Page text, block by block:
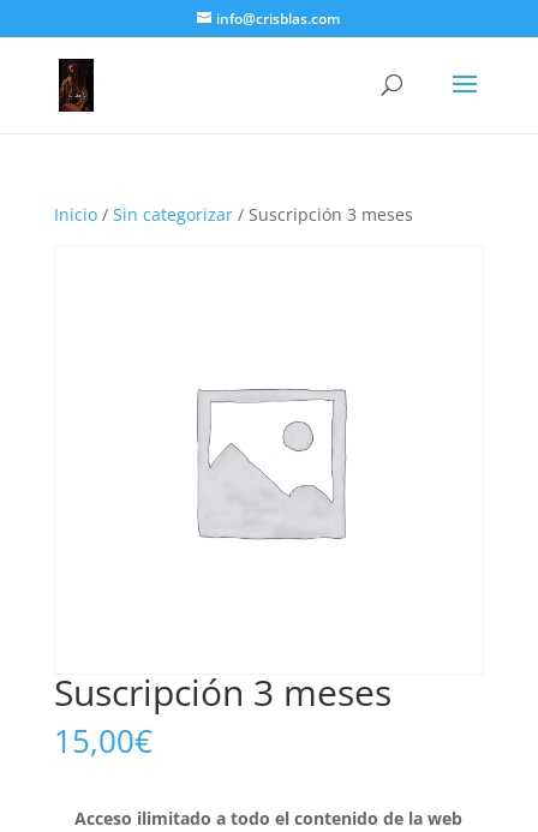
info@crisblas.com
Inicio/ Sin categorizar/ Suscripción 3 meses
Suscripción 3 meses
15,00€
Acceso ilimitado a todo el contenido de la web